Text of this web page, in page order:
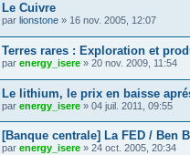
Le Cuivre
par lionstone » 16 nov. 2005, 12:07
Terres rares : Exploration et
par energy_isere » 20 nov. 2009, 11:54
Le lithium, le prix en baisse
par energy_isere » 04 juil. 2011, 09:55
[Banque centrale] La FED / Ben
par energy_isere » 24 oct. 2005, 20:34